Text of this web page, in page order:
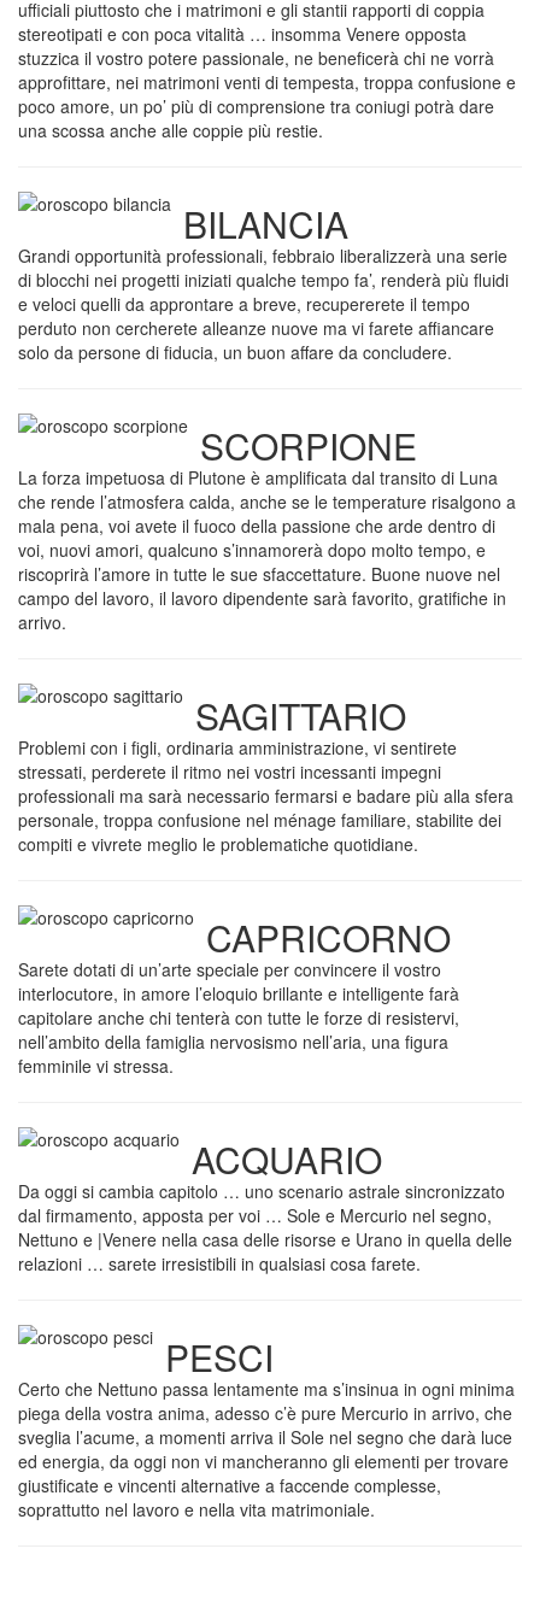
ufficiali piuttosto che i matrimoni e gli stantii rapporti di coppia
stereotipati e con poca vitalità … insomma Venere opposta
stuzzica il vostro potere passionale, ne beneficerà chi ne vorrà
approfittare, nei matrimoni venti di tempesta, troppa confusione e
poco amore, un po’ più di comprensione tra coniugi potrà dare
una scossa anche alle coppie più restie.
BILANCIA
Grandi opportunità professionali, febbraio liberalizzerà una serie
di blocchi nei progetti iniziati qualche tempo fa’, renderà più fluidi
e veloci quelli da approntare a breve, recupererete il tempo
perduto non cercherete alleanze nuove ma vi farete affiancare
solo da persone di fiducia, un buon affare da concludere.
SCORPIONE
La forza impetuosa di Plutone è amplificata dal transito di Luna
che rende l’atmosfera calda, anche se le temperature risalgono a
mala pena, voi avete il fuoco della passione che arde dentro di
voi, nuovi amori, qualcuno s’innamorerà dopo molto tempo, e
riscoprirà l’amore in tutte le sue sfaccettature. Buone nuove nel
campo del lavoro, il lavoro dipendente sarà favorito, gratifiche in
arrivo.
SAGITTARIO
Problemi con i figli, ordinaria amministrazione, vi sentirete
stressati, perderete il ritmo nei vostri incessanti impegni
professionali ma sarà necessario fermarsi e badare più alla sfera
personale, troppa confusione nel ménage familiare, stabilite dei
compiti e vivrete meglio le problematiche quotidiane.
CAPRICORNO
Sarete dotati di un’arte speciale per convincere il vostro
interlocutore, in amore l’eloquio brillante e intelligente farà
capitolare anche chi tenterà con tutte le forze di resistervi,
nell’ambito della famiglia nervosismo nell’aria, una figura
femminile vi stressa.
ACQUARIO
Da oggi si cambia capitolo … uno scenario astrale sincronizzato
dal firmamento, apposta per voi … Sole e Mercurio nel segno,
Nettuno e |Venere nella casa delle risorse e Urano in quella delle
relazioni … sarete irresistibili in qualsiasi cosa farete.
PESCI
Certo che Nettuno passa lentamente ma s’insinua in ogni minima
piega della vostra anima, adesso c’è pure Mercurio in arrivo, che
sveglia l’acume, a momenti arriva il Sole nel segno che darà luce
ed energia, da oggi non vi mancheranno gli elementi per trovare
giustificate e vincenti alternative a faccende complesse,
soprattutto nel lavoro e nella vita matrimoniale.